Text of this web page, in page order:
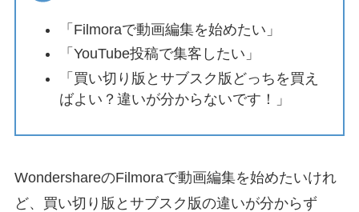
「Filmoraで動画編集を始めたい」
「YouTube投稿で集客したい」
「買い切り版とサブスク版どっちを買え
ばよい？違いが分からないです！」
WondershareのFilmoraで動画編集を始めたいけれ
ど、買い切り版とサブスク版の違いが分からず